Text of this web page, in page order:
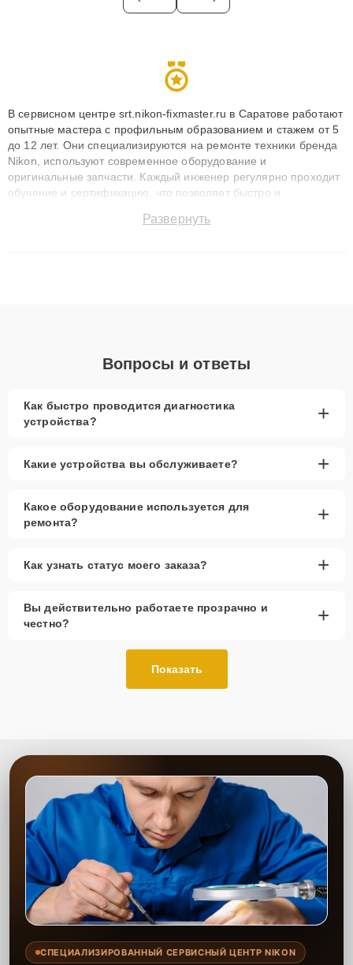
В сервисном центре srt.nikon-fixmaster.ru в Саратове работают
опытные мастера с профильным образованием и стажем от 5
до 12 лет. Они специализируются на ремонте техники бренда
Nikon, используют современное оборудование и
оригинальные запчасти. Каждый инженер регулярно проходит
обучение и сертификацию, что позволяет быстро и
сохранением гарантии до 3 лет. Наши мастера решают
Развернуть
Вопросы и ответы
Как быстро проводится диагностика
устройства?
+
Какие устройства вы обслуживаете? +
Какое оборудование используется для
ремонта?
+
Как узнать статус моего заказа? +
Вы действительно работаете прозрачно и
честно?
+
Показать
СПЕЦИАЛИЗИРОВАННЫЙ СЕРВИСНЫЙ ЦЕНТР NIKON